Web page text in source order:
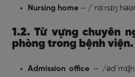
Nursing home – /ˈnɜːrsɪŋ
1.2. Từ vựng chuyên
phòng trong bệnh viện.
Admission office – /